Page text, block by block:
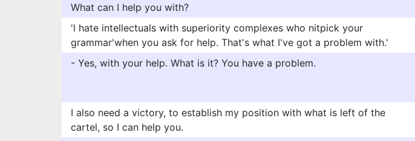
What can I help you with?
'l hate intellectuals with superiority complexes who nitpick your
grammar'when you ask for help. That's what I've got a problem with.'
- Yes, with your help. What is it? You have a problem.
I also need a victory, to establish my position with what is left of the
cartel, so I can help you.